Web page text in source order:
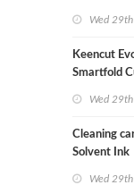
Wed
Keencut
Smartfold
Wed
Cleaning
Solvent Ink
Wed